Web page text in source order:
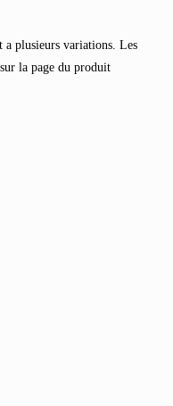
a plusieurs variations. Les
la page du produit